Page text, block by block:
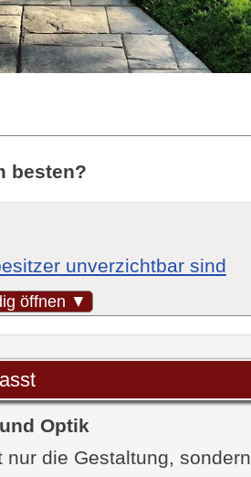
öffnen ▼
besten?
unverzichtbar sind
Hauptmaterialien
Optik
nur die Gestaltung, sondern